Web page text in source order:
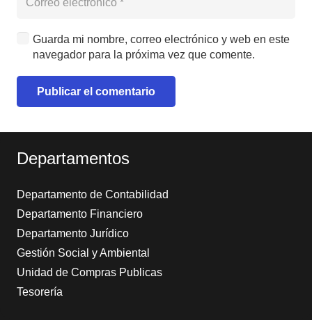
Guarda mi nombre, correo electrónico y web en este
navegador para la próxima vez que comente.
Publicar el comentario
Departamentos
Departamento de Contabilidad
Departamento Financiero
Departamento Jurídico
Gestión Social y Ambiental
Unidad de Compras Publicas
Tesorería